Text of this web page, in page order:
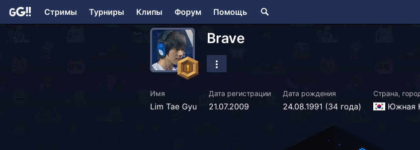
Стримы Турниры Клипы Форум Помощь
Brave
Имя
Lim Tae Gyu
Дата регистрации
21.07.2009
Дата рождения
24.08.1991 (34 года)
Страна,
Южная